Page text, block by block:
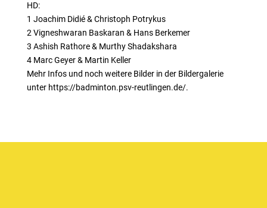
HD:
1 Joachim Didié & Christoph Potrykus
2 Vigneshwaran Baskaran & Hans Berkemer
3 Ashish Rathore & Murthy Shadakshara
4 Marc Geyer & Martin Keller
Mehr Infos und noch weitere Bilder in der Bildergalerie
unter https://badminton.psv-reutlingen.de/.